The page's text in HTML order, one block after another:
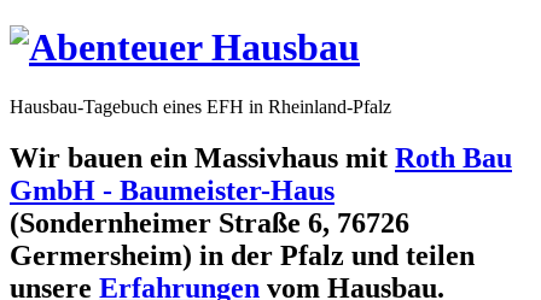
Hausbau-Tagebuch eines EFH in Rheinland-Pfalz
Wir bauen ein Massivhaus mit Roth Bau
GmbH - Baumeister-Haus
(Sondernheimer Straße 6, 76726
Germersheim) in der Pfalz und teilen
unsere Erfahrungen vom Hausbau.